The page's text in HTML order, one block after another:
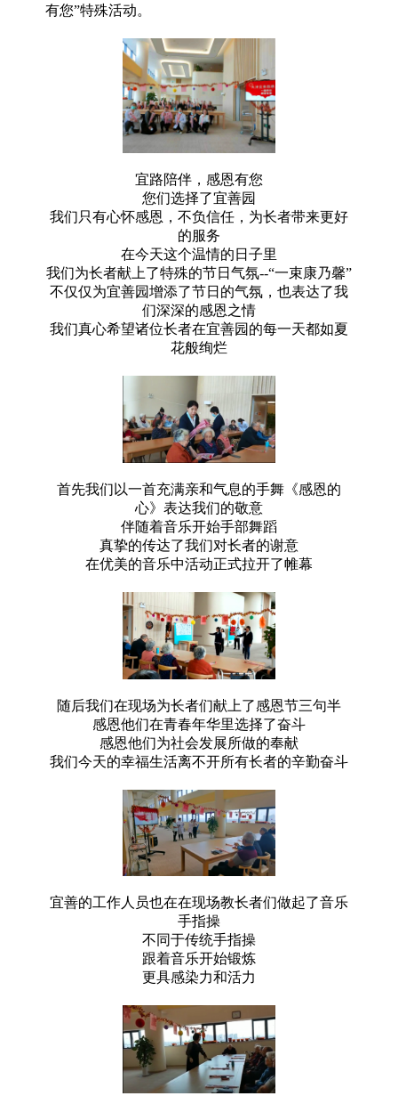
有您”特殊活动。
宜路陪伴，感恩有您
您们选择了宜善园
我们只有心怀感恩，不负信任，为长者带来更好
的服务
在今天这个温情的日子里
我们为长者献上了特殊的节日气氛--“一束康乃馨”
不仅仅为宜善园增添了节日的气氛，也表达了我
们深深的感恩之情
我们真心希望诸位长者在宜善园的每一天都如夏
花般绚烂
首先我们以一首充满亲和气息的手舞《感恩的
心》表达我们的敬意
伴随着音乐开始手部舞蹈
真挚的传达了我们对长者的谢意
在优美的音乐中活动正式拉开了帷幕
随后我们在现场为长者们献上了感恩节三句半
感恩他们在青春年华里选择了奋斗
感恩他们为社会发展所做的奉献
我们今天的幸福生活离不开所有长者的辛勤奋斗
宜善的工作人员也在在现场教长者们做起了音乐
手指操
不同于传统手指操
跟着音乐开始锻炼
更具感染力和活力